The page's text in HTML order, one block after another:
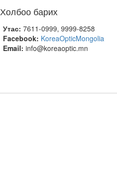
Холбоо барих
Утас: 7611-0999, 9999-8258
Facebook: KoreaOpticMongolia
Email: info@koreaoptic.mn